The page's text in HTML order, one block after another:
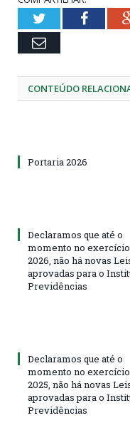
Twitter
Email
CONTEÚDO
Portaria 2026
Declaramos que até o
momento no
2026, não há novas
aprovadas para o
Previdências
Declaramos que até o
momento no
2025, não há novas
aprovadas para o
Previdências